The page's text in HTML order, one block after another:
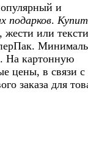
и
подарков.
жести или
На картонную
цены, в связи с
заказа для